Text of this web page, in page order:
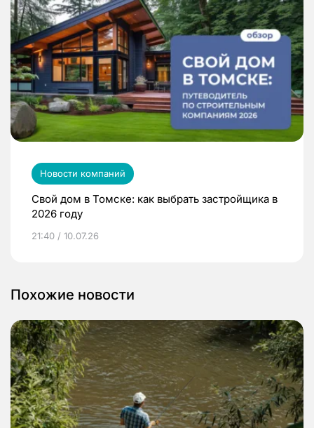
Новости компаний
Свой дом в Томске: как выбрать застройщика в
2026 году
21:40 / 10.07.26
Похожие новости